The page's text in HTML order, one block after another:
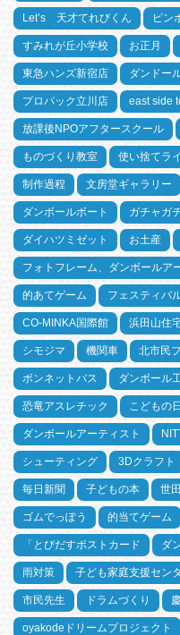
Let’s 天才てれびくん ピン
すみれが丘小学校 お正月
東急ハンズ新宿店 ダンドー
プロパック立川店 east side
放課後NPOアフタースクール
ものづくり教室 使い捨てラ
制作過程 文房堂ギャラリー
ダンボールボート ガチャガ
ダイハツミゼット お土産
フォトフレーム、ダンボールア
的あてゲーム フェスティバ
CO-MINKA国際館 浜田山住
シモジマ 機関車 北市民
ボンネットバス ダンボール
恐竜アスレチック こどもの日
ダンボールアーティスト
シューティング 3Dクラフト
毎日新聞 子どもの本 世
ゴムでっぽう 的当てゲーム
「とびだすポストカード ダ
雨対策 子ども家庭支援セン
市民先生 ドラムづくり
oyakodeドリームプロジェクト